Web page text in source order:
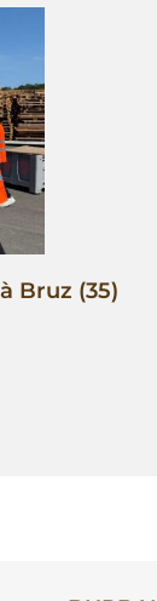
Bruz (35)